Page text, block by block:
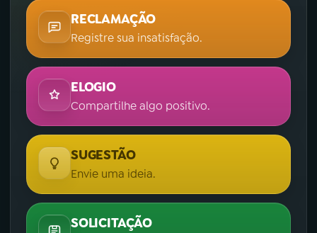
RECLAMAÇÃO
Registre sua insatisfação.
ELOGIO
Compartilhe algo positivo.
SUGESTÃO
Envie uma ideia.
SOLICITAÇÃO